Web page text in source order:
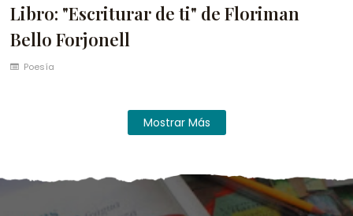
Libro: "Escriturar de ti" de Floriman
Bello Forjonell
Poesía
Mostrar Más